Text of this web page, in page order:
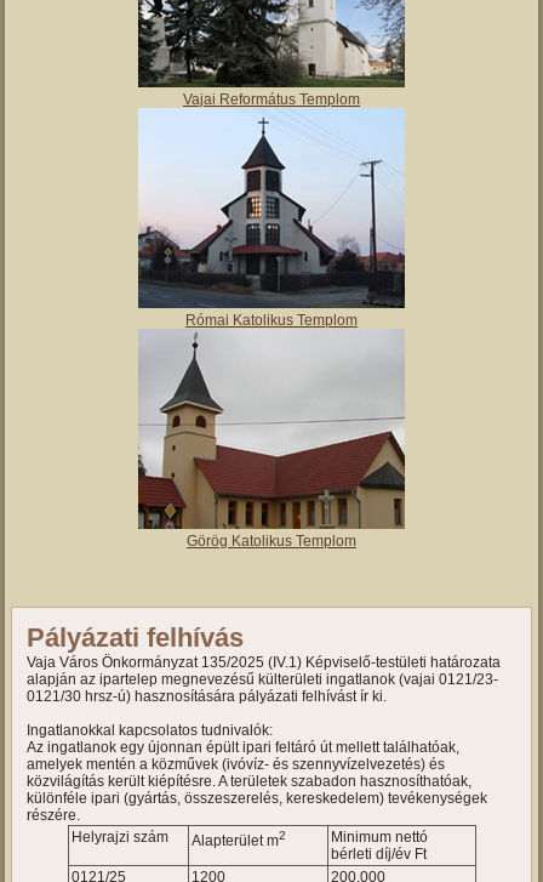
Vajai Református Templom
Római Katolikus Templom
Görög Katolikus Templom
Pályázati felhívás
Vaja Város Önkormányzat 135/2025 (IV.1) Képviselő-testületi határozata
alapján az ipartelep megnevezésű külterületi ingatlanok (vajai 0121/23-
0121/30 hrsz-ú) hasznosítására pályázati felhívást ír ki.
Ingatlanokkal kapcsolatos tudnivalók:
Az ingatlanok egy újonnan épült ipari feltáró út mellett találhatóak,
amelyek mentén a közművek (ivóvíz- és szennyvízelvezetés) és
közvilágítás került kiépítésre. A területek szabadon hasznosíthatóak,
különféle ipari (gyártás, összeszerelés, kereskedelem) tevékenységek
részére.
Helyrajzi szám
Alapterület m2
Minimum nettó
bérleti díj/év Ft
0121/25
1200 200.000